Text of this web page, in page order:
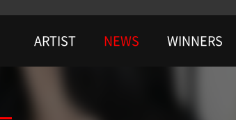
ARTIST NEWS WINNERS